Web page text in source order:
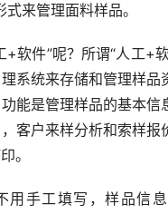
来管理面料样品。
+软件”呢？所谓“人工+
系统来存储和管理样品
能是管理样品的基本信
客户来样分析和索样报
。
用手工填写，样品信